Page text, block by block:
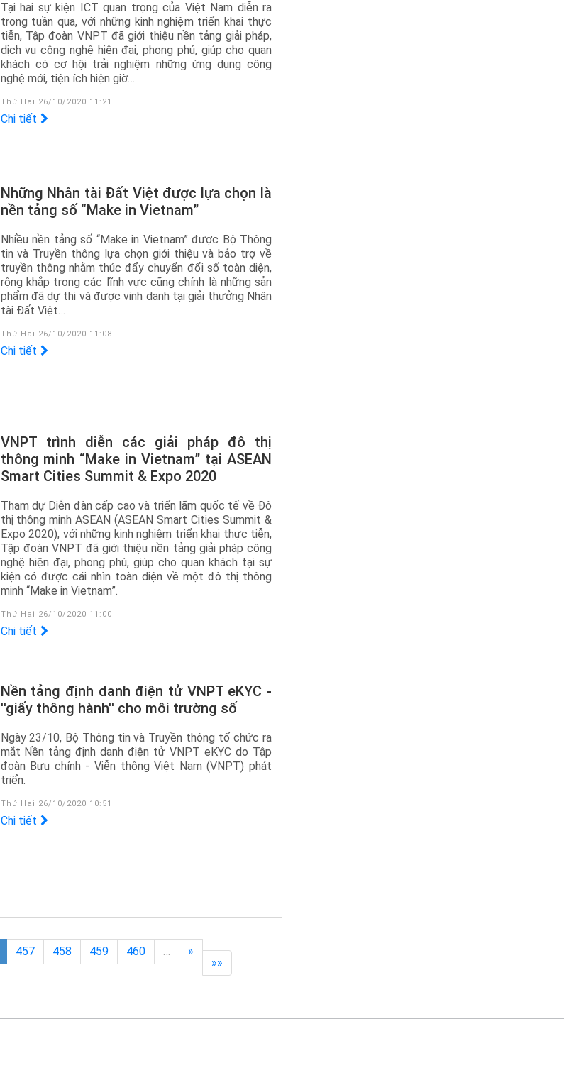
Tại hai sự kiện ICT quan trọng của Việt Nam diễn ra
trong tuần qua, với những kinh nghiệm triển khai thực
tiễn, Tập đoàn VNPT đã giới thiệu nền tảng giải pháp,
dịch vụ công nghệ hiện đại, phong phú, giúp cho quan
khách có cơ hội trải nghiệm những ứng dụng công
nghệ mới, tiện ích hiện giờ…
Thứ Hai 26/10/2020 11:21
Chi tiết
Những Nhân tài Đất Việt được lựa chọn là
nền tảng số “Make in Vietnam”
Nhiều nền tảng số “Make in Vietnam” được Bộ Thông
tin và Truyền thông lựa chọn giới thiệu và bảo trợ về
truyền thông nhằm thúc đẩy chuyển đổi số toàn diện,
rộng khắp trong các lĩnh vực cũng chính là những sản
phẩm đã dự thi và được vinh danh tại giải thưởng Nhân
tài Đất Việt…
Thứ Hai 26/10/2020 11:08
Chi tiết
VNPT trình diễn các giải pháp đô thị
thông minh “Make in Vietnam” tại ASEAN
Smart Cities Summit & Expo 2020
Tham dự Diễn đàn cấp cao và triển lãm quốc tế về Đô
thị thông minh ASEAN (ASEAN Smart Cities Summit &
Expo 2020), với những kinh nghiệm triển khai thực tiễn,
Tập đoàn VNPT đã giới thiệu nền tảng giải pháp công
nghệ hiện đại, phong phú, giúp cho quan khách tại sự
kiện có được cái nhìn toàn diện về một đô thị thông
minh “Make in Vietnam”.
Thứ Hai 26/10/2020 11:00
Chi tiết
Nền tảng định danh điện tử VNPT eKYC -
''giấy thông hành'' cho môi trường số
Ngày 23/10, Bộ Thông tin và Truyền thông tổ chức ra
mắt Nền tảng định danh điện tử VNPT eKYC do Tập
đoàn Bưu chính - Viễn thông Việt Nam (VNPT) phát
triển.
Thứ Hai 26/10/2020 10:51
Chi tiết
457 458 459 460 …
»
»»